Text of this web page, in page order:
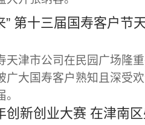
” 第十三届国寿客户节
天津市公司在民园广场隆
广大国寿客户熟知且深受
创新创业大赛 在津南